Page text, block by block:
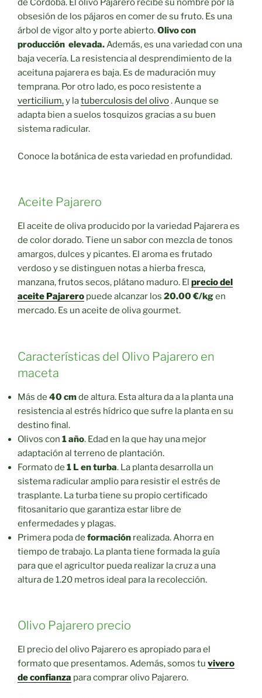
de Córdoba. El olivo Pajarero recibe su nombre por la
obsesión de los pájaros en comer de su fruto. Es una
árbol de vigor alto y porte abierto.Olivo con
producción elevada.Además, es una variedad con una
baja vecería. La resistencia al desprendimiento de la
aceituna pajarera es baja. Es de maduración muy
temprana. Por otro lado, es poco resistente a
verticilium,y latuberculosis del olivo. Aunque se
adapta bien a suelos tosquizos gracias a su buen
sistema radicular.
Conoce la botánica de esta variedad en profundidad.
Aceite Pajarero
El aceite de oliva producido por la variedad Pajarera es
de color dorado. Tiene un sabor con mezcla de tonos
amargos, dulces y picantes. El aroma es frutado
verdoso y se distinguen notas a hierba fresca,
manzana, frutos secos, plátano maduro. El precio del
aceite Pajarero puede alcanzar los 20.00 €/kgen
mercado. Es un aceite de oliva gourmet.
Características del Olivo Pajarero en
maceta
Más de 40 cmde altura. Esta altura da a la planta una
resistencia al estrés hídrico que sufre la planta en su
destino final.
Olivos con 1 año. Edad en la que hay una mejor
adaptación al terreno de plantación.
Formato de 1 L en turba. La planta desarrolla un
sistema radicular amplio para resistir el estrés de
trasplante. La turba tiene su propio certificado
fitosanitario que garantiza estar libre de
enfermedades y plagas.
Primera poda de formación realizada. Ahorra en
tiempo de trabajo. La planta tiene formada la guía
para que el agricultor pueda realizar la cruz a una
altura de 1.20 metros ideal para la recolección.
Olivo Pajarero precio
El precio del olivo Pajarero es apropiado para el
formato que presentamos. Además, somos tu vivero
de confianza para comprar olivo Pajarero.